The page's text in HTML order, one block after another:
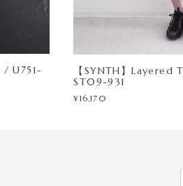
/ U751-
【SYNTH】Layered
ST09-931
¥16,170